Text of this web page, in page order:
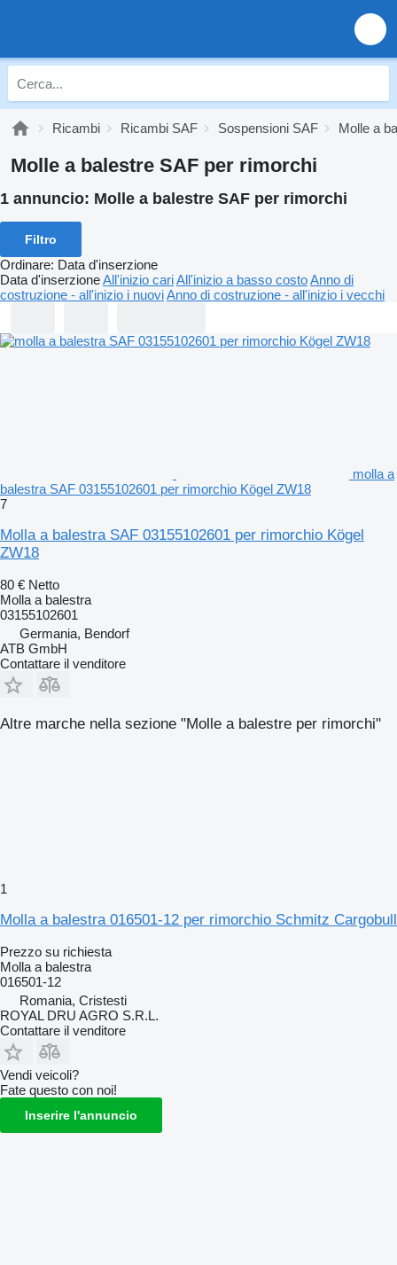
Ricambi Ricambi SAF Sospensioni SAF Molle a
Molle a balestre SAF per rimorchi
1 annuncio: Molle a balestre SAF per rimorchi
Filtro
Ordinare: Data d'inserzione
Data d'inserzioneAll'inizio cariAll'inizio a basso costoAnno di
costruzione - all'inizio i nuoviAnno di costruzione - all'inizio i vecchi
molla a
balestra SAF 03155102601 per rimorchio Kögel ZW18
7
Molla a balestra SAF 03155102601 per rimorchio Kögel
ZW18
80 € Netto
Molla a balestra
03155102601
Germania, Bendorf
ATB GmbH
Contattare il venditore
Altre marche nella sezione "Molle a balestre per rimorchi"
1
Molla a balestra 016501-12 per rimorchio Schmitz Cargobull
Prezzo su richiesta
Molla a balestra
016501-12
Romania, Cristesti
ROYAL DRU AGRO S.R.L.
Contattare il venditore
Vendi veicoli?
Fate questo con noi!
Inserire l'annuncio